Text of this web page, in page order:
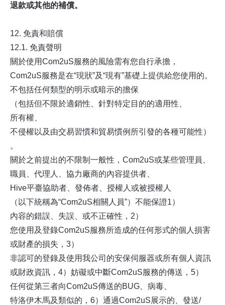
退款或其他的補償。
12. 免責和賠償
12.1. 免責聲明
關於使用Com2uS服務的風險需有您自行承擔，
Com2uS服務是在“現狀”及“現有”基礎上提供給您使用的。
不包括任何類型的明示或暗示的擔保
（包括但不限於適銷性、針對特定目的的適用性、
所有權、
不侵權以及由交易習慣和貿易慣例所引發的各種可能性）
。
關於之前提出的不限制一般性，Com2uS或某些管理員、
職員、代理人、協力廠商的內容提供者、
Hive平臺協助者、發佈者、授權人或被授權人
（以下統稱為“Com2uS相關人員”）不能保證1）
內容的錯誤、失誤、或不正確性，2）
您使用及登錄Com2uS服務所造成的任何形式的個人損害
或財產的損失，3）
非認可的登錄及使用我公司的安保伺服器或所有個人資訊
或財政資訊，4）妨礙或中斷Com2uS服務的傳送，5）
任何從第三者向Com2uS傳送的BUG、病毒、
特洛伊木馬及類似的，6）通過Com2uS展示的、發送/